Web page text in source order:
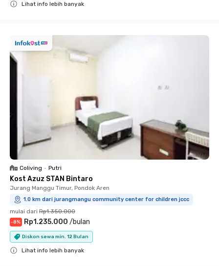
Lihat info lebih banyak
Coliving • Putri
Kost Azuz STAN Bintaro
Jurang Manggu Timur, Pondok Aren
1.0 km dari jurangmangu community center for children jccc
mulai dari Rp1.350.000
-8% Rp1.235.000 /bulan
Diskon sewa min. 12 Bulan
Lihat info lebih banyak